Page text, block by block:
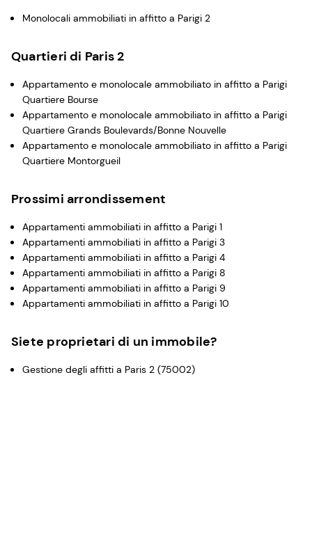
Monolocali ammobiliati in affitto a Parigi 2
Quartieri di Paris 2
Appartamento e monolocale ammobiliato in affitto a Parigi
Quartiere Bourse
Appartamento e monolocale ammobiliato in affitto a Parigi
Quartiere Grands Boulevards/Bonne Nouvelle
Appartamento e monolocale ammobiliato in affitto a Parigi
Quartiere Montorgueil
Prossimi arrondissement
Appartamenti ammobiliati in affitto a Parigi 1
Appartamenti ammobiliati in affitto a Parigi 3
Appartamenti ammobiliati in affitto a Parigi 4
Appartamenti ammobiliati in affitto a Parigi 8
Appartamenti ammobiliati in affitto a Parigi 9
Appartamenti ammobiliati in affitto a Parigi 10
Siete proprietari di un immobile?
Gestione degli affitti a Paris 2 (75002)